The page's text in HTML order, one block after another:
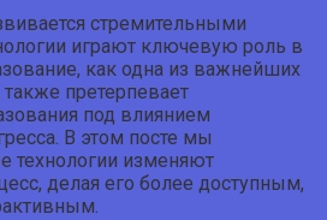
стремительными
играют ключевую роль в
как одна из важнейших
претерпевает
под влиянием
В этом посте мы
технологии изменяют
делая его более доступным,